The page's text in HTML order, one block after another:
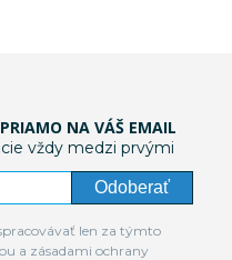
NA VÁŠ EMAIL
vždy medzi prvými
Odoberať
len za týmto
a zásadami ochrany